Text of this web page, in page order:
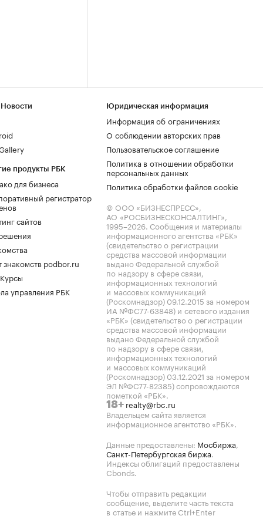
продукты РБК
для бизнеса
регистратор
сайтов
знакомств podbor.ru
управления РБК
Юридическая информация
Информация об ограничениях
О соблюдении авторских прав
Пользовательское соглашение
Политика в отношении обработки
персональных данных
Политика обработки файлов cookie
© ООО «БИЗНЕСПРЕСС»,
АО «РОСБИЗНЕСКОНСАЛТИНГ»,
1995–2026. Сообщения и материалы
информационного агентства «РБК»
(свидетельство о регистрации
средства массовой информации
выдано Федеральной службой
по надзору в сфере связи,
информационных технологий
и массовых коммуникаций
(Роскомнадзор) 09.12.2015 за номером
ИА №ФС77-63848) и сетевого издания
«РБК» (свидетельство о регистрации
средства массовой информации
выдано Федеральной службой
по надзору в сфере связи,
информационных технологий
и массовых коммуникаций
(Роскомнадзор) 03.12.2021 за номером
ЭЛ №ФС77-82385) сопровождаются
пометкой «РБК».
18+ realty@rbc.ru
Владельцем сайта является
информационное агентство «РБК».
Данные предоставлены: Мосбиржа,
Санкт-Петербургская биржа.
Индексы облигаций предоставлены
Cbonds.
Чтобы отправить редакции
сообщение, выделите часть текста
в статье и нажмите Ctrl+Enter